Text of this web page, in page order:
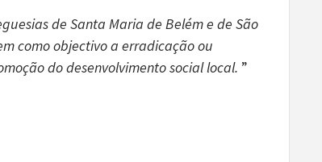
de Santa Maria de Belém e de São
como objectivo a erradicação ou
do desenvolvimento social local. ”